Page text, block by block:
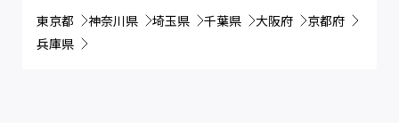
東京都 神奈川県 埼玉県 千葉県 大阪府
京都府
兵庫県